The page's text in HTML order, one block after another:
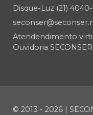
Disque-Luz (21)
Atendendimento
Ouvidoria
© 2013 - 2026 |